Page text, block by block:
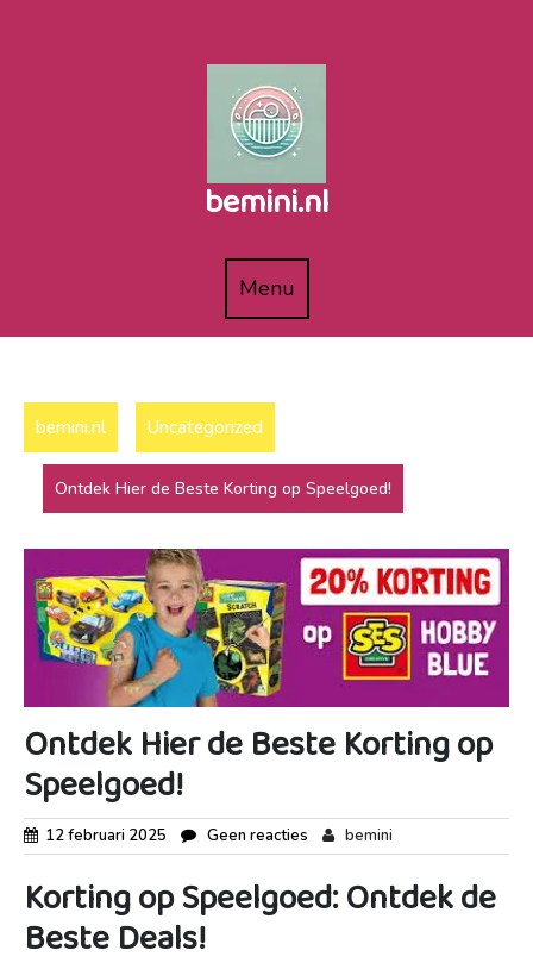
bemini.nl
MenuMenu
bemini.nl Uncategorized
Ontdek Hier de Beste Korting op Speelgoed!
Ontdek Hier de Beste Korting op
Speelgoed!
12 februari 2025 Geen reacties bemini
Korting op Speelgoed: Ontdek de
Beste Deals!